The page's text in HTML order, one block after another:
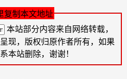
复制本文地址
本站部分内容来自网络转载，
现，版权归原作者所有，如果
本站删除，谢谢！